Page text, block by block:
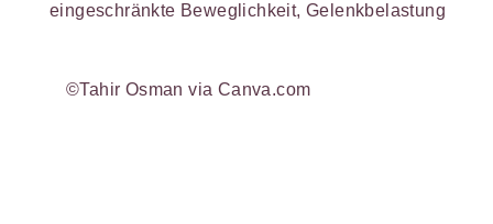
eingeschränkte Beweglichkeit, Gelenkbelastung
©Tahir Osman via Canva.com